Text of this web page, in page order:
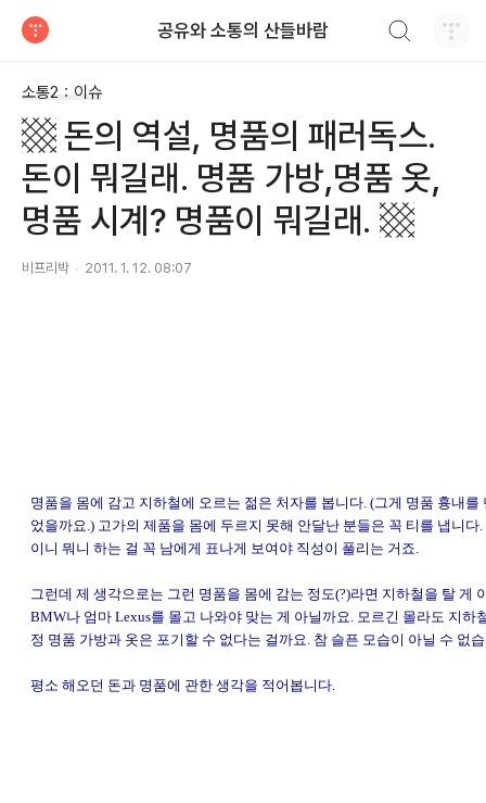
공유와 소통의 산들바람
소통2：이슈
▩ 돈의 역설, 명품의 패러독스.
돈이 뭐길래. 명품 가방,명품 옷,
명품 시계? 명품이 뭐길래. ▩
비프리박 2011. 1. 12. 08:07
명품을 몸에 감고 지하철에 오르는 젊은 처자를 봅니다. (그게 명품 흉내를
었을까요.) 고가의 제품을 몸에 두르지 못해 안달난 분들은 꼭 티를 냅니다
이니 뭐니 하는 걸 꼭 남에게 표나게 보여야 직성이 풀리는 거죠.
그런데 제 생각으로는 그런 명품을 몸에 감는 정도(?)라면 지하철을 탈 게
BMW나 엄마 Lexus를 몰고 나와야 맞는 게 아닐까요. 모르긴 몰라도 지하
정 명품 가방과 옷은 포기할 수 없다는 걸까요. 참 슬픈 모습이 아닐 수 없
평소 해오던 돈과 명품에 관한 생각을 적어봅니다.